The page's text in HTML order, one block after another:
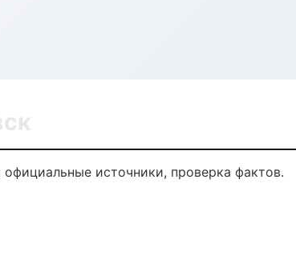
источники, проверка фактов.